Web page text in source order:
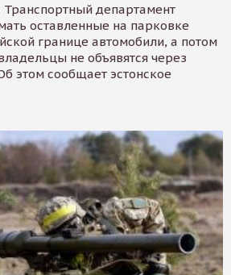
Транспортный департамент
оставленные на парковке
границе автомобили, а потом
не объявятся через
этом сообщает эстонское